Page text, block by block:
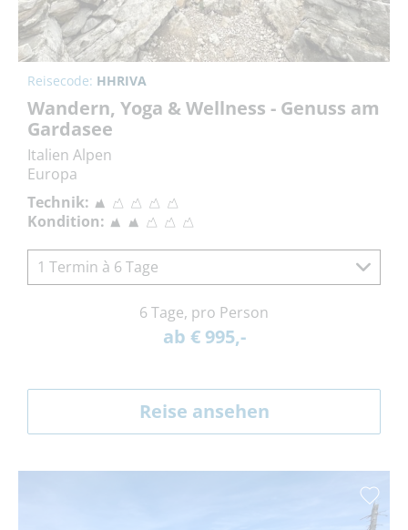
Reisecode: HHRIVA
Wandern, Yoga & Wellness - Genuss am
Gardasee
Italien Alpen
Europa
Technik:
Kondition:
1 Termin à 6 Tage
6 Tage, pro Person
ab € 995,-
Reise ansehen